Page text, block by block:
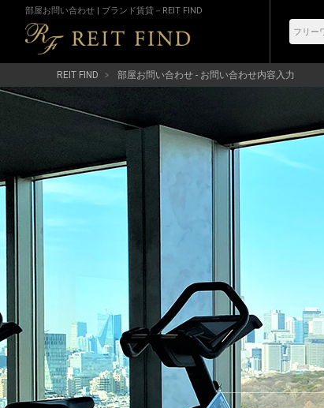
部屋お問い合わせ | ブランド賃貸－REIT FIND
REIT FIND 部屋お問い合わせ - お問い合わせ内容入力